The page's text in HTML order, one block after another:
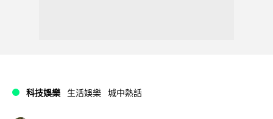
科技娛樂 生活娛樂 城中熱話